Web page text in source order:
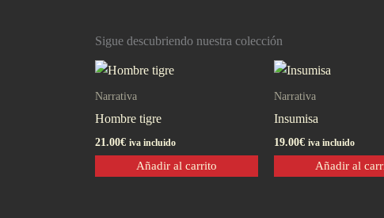
Sigue descubriendo nuestra colección
Narrativa
Hombre tigre
21.00€ iva incluido
Añadir al carrito
Narrativa
Insumisa
19.00€ iva incluido
Añadir al